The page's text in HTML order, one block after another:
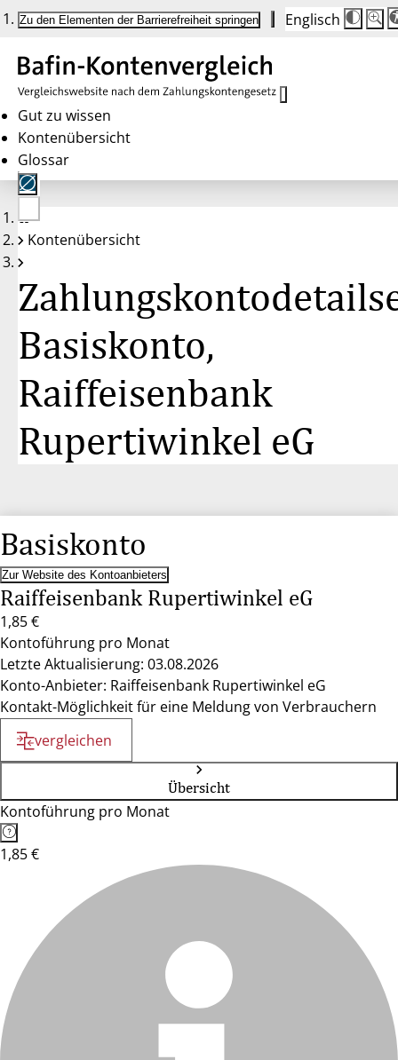
Zu den Elementen der Barrierefreiheit springen Englisch
Die
auf
100
100
Gut zu wissen
Kontenübersicht
Glossar
Keine
Konten
Kontenübersicht
Basiskonto,
Raiffeisenbank
Rupertiwinkel eG
Basiskonto
Zur Website des Kontoanbieters
Raiffeisenbank Rupertiwinkel eG
1,85 €
Kontoführung pro Monat
Letzte Aktualisierung: 03.08.2026
Konto-Anbieter: Raiffeisenbank Rupertiwinkel eG
Kontakt-Möglichkeit für eine Meldung von Verbrauchern
vergleichen
Übersicht
Kontoführung pro Monat
1,85 €